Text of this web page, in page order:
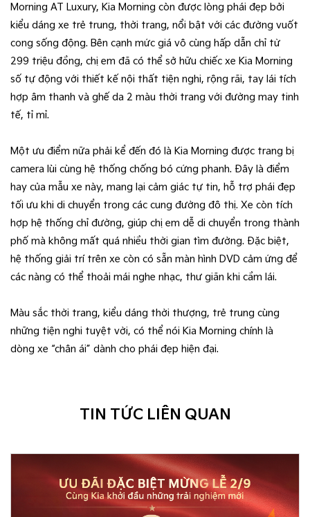
Morning AT Luxury, Kia Morning còn được lòng phái đẹp bởi
kiểu dáng xe trẻ trung, thời trang, nổi bật với các đường vuốt
cong sống động. Bên cạnh mức giá vô cùng hấp dẫn chỉ từ
299 triệu đồng, chị em đã có thể sở hữu chiếc xe Kia Morning
số tự động với thiết kế nội thất tiện nghi, rộng rãi, tay lái tích
hợp âm thanh và ghế da 2 màu thời trang với đường may tinh
tế, tỉ mỉ.
Một ưu điểm nữa phải kể đến đó là Kia Morning được trang bị
camera lùi cùng hệ thống chống bó cứng phanh. Đây là điểm
hay của mẫu xe này, mang lại cảm giác tự tin, hỗ trợ phái đẹp
tối ưu khi di chuyển trong các cung đường đô thị. Xe còn tích
hợp hệ thống chỉ đường, giúp chị em dễ di chuyển trong thành
phố mà không mất quá nhiều thời gian tìm đường. Đặc biệt,
hệ thống giải trí trên xe còn có sẵn màn hình DVD cảm ứng để
các nàng có thể thoải mái nghe nhạc, thư giãn khi cầm lái.
Màu sắc thời trang, kiểu dáng thời thượng, trẻ trung cùng
những tiện nghi tuyệt vời, có thể nói Kia Morning chính là
dòng xe “chân ái” dành cho phái đẹp hiện đại.
TIN TỨC LIÊN QUAN